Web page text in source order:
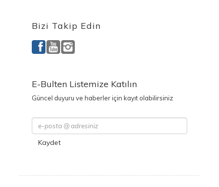
Bizi Takip Edin
E-Bulten Listemize Katılın
Güncel duyuru ve haberler için kayıt olabilirsiniz
Kaydet